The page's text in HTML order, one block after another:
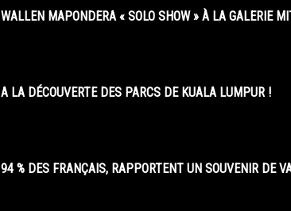
WALLEN MAPONDERA « SOLO SHOW » À LA GALERIE
A LA DÉCOUVERTE DES PARCS DE KUALA LUMPUR !
94 % DES FRANÇAIS, RAPPORTENT UN SOUVENIR DE